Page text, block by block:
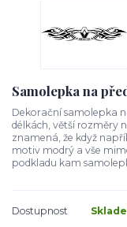
Samolepka na
Dekorační samolepka
délkách, větší rozměry
znamená, že když
motiv modrý a vše
podkladu kam
Dostupnost